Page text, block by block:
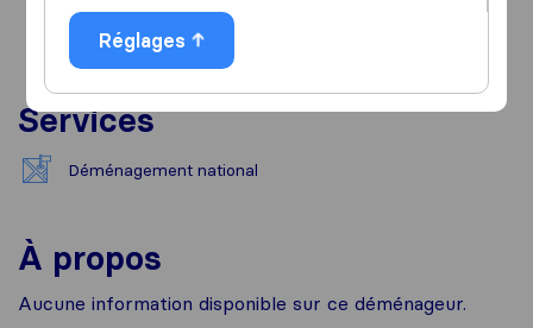
Services
Déménagement national
À propos
Aucune information disponible sur ce déménageur.
Réglages